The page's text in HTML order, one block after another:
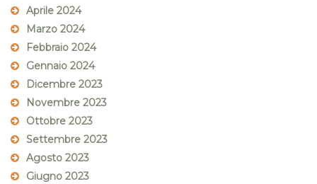
Aprile 2024
Marzo 2024
Febbraio 2024
Gennaio 2024
Dicembre 2023
Novembre 2023
Ottobre 2023
Settembre 2023
Agosto 2023
Giugno 2023